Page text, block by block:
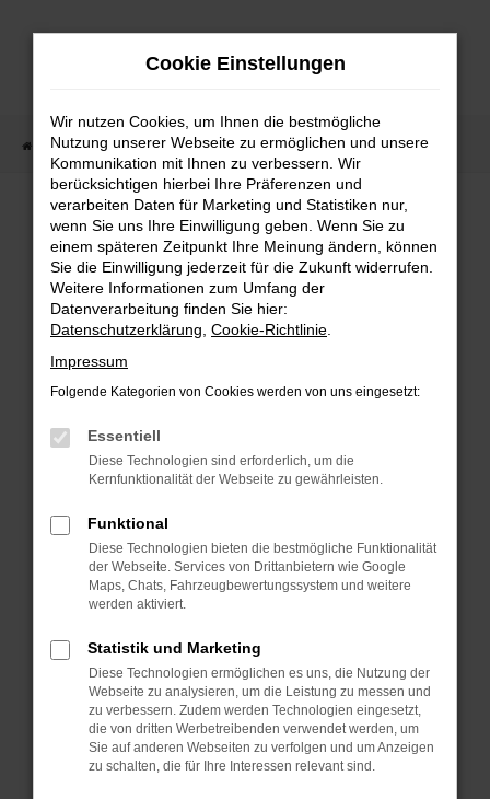
Zum
Startseite Fahrzeugangebote Fahrzeugmarkt
Fahrzeugmarkt
Fehler: Network Error
Beim Laden ist ein Fehler aufgetreten.
Hier sind ein paar Tipps, die dir helfen können:
Überprüfe deine Firewall und deine
Internetverbindung.
deine Suchmaschine?
Prüfe deine Browsererweiterungen.
Manche Erweiterungen, wie Werbeblocker,
können das Laden bestimmter Seiten
anderen Browser oder in einem privaten
Fenster?
Starte dein Gerät neu.
Das kann manchmal helfen,
vorübergehende Probleme zu beheben.
Cookie Einstellungen
Wir nutzen Cookies, um Ihnen die bestmögliche
Nutzung unserer Webseite zu ermöglichen und unsere
Kommunikation mit Ihnen zu verbessern. Wir
berücksichtigen hierbei Ihre Präferenzen und
verarbeiten Daten für Marketing und Statistiken nur,
wenn Sie uns Ihre Einwilligung geben. Wenn Sie zu
einem späteren Zeitpunkt Ihre Meinung ändern, können
Sie die Einwilligung jederzeit für die Zukunft widerrufen.
Weitere Informationen zum Umfang der
Datenverarbeitung finden Sie hier:
Datenschutzerklärung Cookie-Richtlinie
Impressum
Folgende Kategorien von Cookies werden von uns eingesetzt:
Essentiell
Diese Technologien sind erforderlich, um die
Kernfunktionalität der Webseite zu gewährleisten.
Funktional
Diese Technologien bieten die bestmögliche Funktionalität
der Webseite. Services von Drittanbietern wie Google
Maps, Chats, Fahrzeugbewertungssystem und weitere
werden aktiviert.
Statistik und Marketing
Diese Technologien ermöglichen es uns, die Nutzung der
Webseite zu analysieren, um die Leistung zu messen und
zu verbessern. Zudem werden Technologien eingesetzt,
die von dritten Werbetreibenden verwendet werden, um
Sie auf anderen Webseiten zu verfolgen und um Anzeigen
zu schalten, die für Ihre Interessen relevant sind.